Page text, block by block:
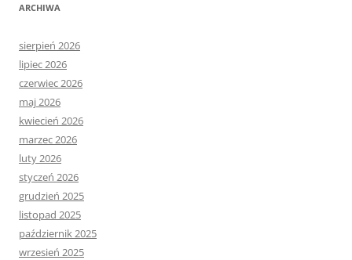
ARCHIWA
sierpień 2026
lipiec 2026
czerwiec 2026
maj 2026
kwiecień 2026
marzec 2026
luty 2026
styczeń 2026
grudzień 2025
listopad 2025
październik 2025
wrzesień 2025